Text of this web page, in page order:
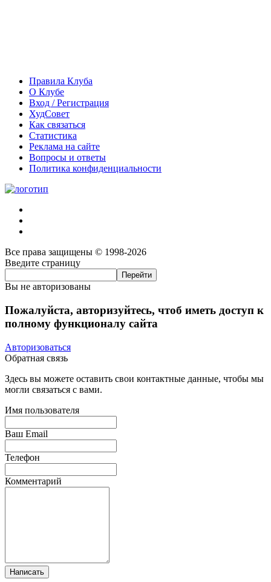
Правила Клуба
О Клубе
Вход / Регистрация
ХудСовет
Как связаться
Статистика
Реклама на сайте
Вопросы и ответы
Политика конфиденциальности
Все права защищены © 1998-2026
Введите страницу
Вы не авторизованы
Пожалуйста, авторизуйтесь, чтоб иметь доступ к
полному функционалу сайта
Авторизоваться
Обратная связь
Здесь вы можете оставить свои контактные данные, чтобы мы
могли связаться с вами.
Имя пользователя
Ваш Email
Телефон
Комментарий
Написать